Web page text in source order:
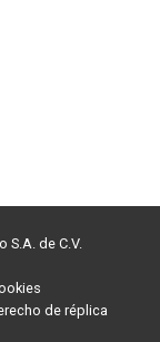
S.A. de C.V.
de réplica